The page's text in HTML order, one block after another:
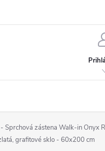
Sprchová zástena Walk-in Onyx
grafitové sklo - 60x200 cm